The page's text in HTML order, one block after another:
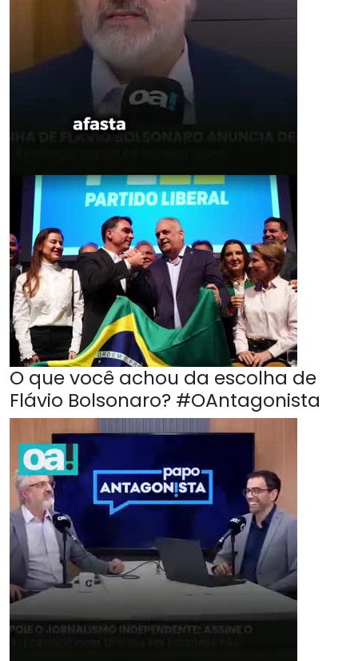
O que você achou da escolha de
Flávio Bolsonaro? #OAntagonista